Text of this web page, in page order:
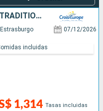
MAGIE DE NOËL, SAVEURS ET TRADITIONS DE L'AVENT EN CROISIÈRE SUR LE RHIN
Estrasburgo 07/12/2026
1,314 Tasas incluidas
incluidas